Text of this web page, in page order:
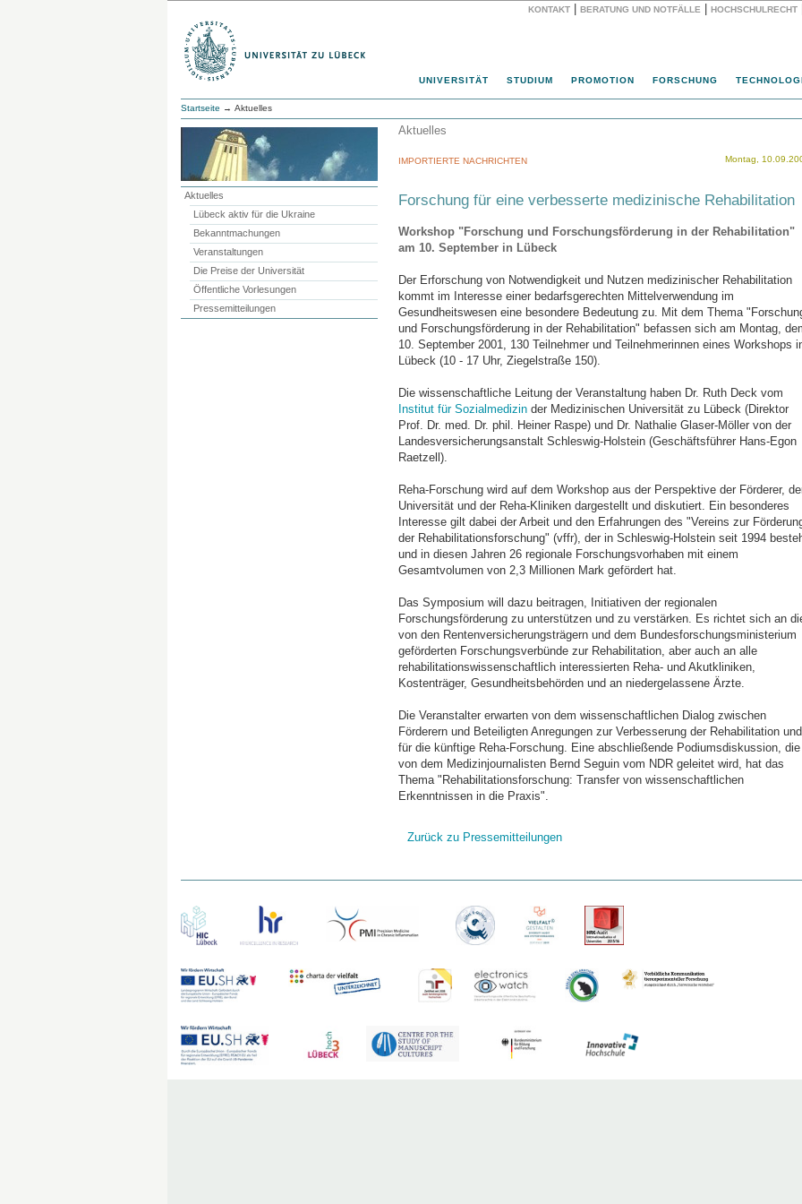
KONTAKT BERATUNG UND NOTFÄLLE HOCHSCHULRECHT
UNIVERSITÄT STUDIUM PROMOTION FORSCHUNG
Startseite → Aktuelles
Aktuelles
Lübeck aktiv für die Ukraine
Bekanntmachungen
Veranstaltungen
Die Preise der Universität
Öffentliche Vorlesungen
Pressemitteilungen
Aktuelles
Montag,
IMPORTIERTE NACHRICHTEN
Forschung für eine verbesserte medizinische Rehabilitation
Workshop "Forschung und Forschungsförderung in der Rehabilitation"
am 10. September in Lübeck
Der Erforschung von Notwendigkeit und Nutzen medizinischer Rehabilitation
kommt im Interesse einer bedarfsgerechten Mittelverwendung im
Gesundheitswesen eine besondere Bedeutung zu. Mit dem Thema
und Forschungsförderung in der Rehabilitation" befassen sich am Montag,
10. September 2001, 130 Teilnehmer und Teilnehmerinnen eines Workshops
Lübeck (10 - 17 Uhr, Ziegelstraße 150).
Die wissenschaftliche Leitung der Veranstaltung haben Dr. Ruth Deck vom
Institut für Sozialmedizinder Medizinischen Universität zu Lübeck (Direktor
Prof. Dr. med. Dr. phil. Heiner Raspe) und Dr. Nathalie Glaser-Möller von der
Landesversicherungsanstalt Schleswig-Holstein (Geschäftsführer Hans-Egon
Raetzell).
Reha-Forschung wird auf dem Workshop aus der Perspektive der Förderer,
Universität und der Reha-Kliniken dargestellt und diskutiert. Ein besonderes
Interesse gilt dabei der Arbeit und den Erfahrungen des "Vereins zur
der Rehabilitationsforschung" (vffr), der in Schleswig-Holstein seit 1994
und in diesen Jahren 26 regionale Forschungsvorhaben mit einem
Gesamtvolumen von 2,3 Millionen Mark gefördert hat.
Das Symposium will dazu beitragen, Initiativen der regionalen
Forschungsförderung zu unterstützen und zu verstärken. Es richtet sich an
von den Rentenversicherungsträgern und dem Bundesforschungsministerium
geförderten Forschungsverbünde zur Rehabilitation, aber auch an alle
rehabilitationswissenschaftlich interessierten Reha- und Akutkliniken,
Kostenträger, Gesundheitsbehörden und an niedergelassene Ärzte.
Die Veranstalter erwarten von dem wissenschaftlichen Dialog zwischen
Förderern und Beteiligten Anregungen zur Verbesserung der Rehabilitation und
für die künftige Reha-Forschung. Eine abschließende Podiumsdiskussion, die
von dem Medizinjournalisten Bernd Seguin vom NDR geleitet wird, hat das
Thema "Rehabilitationsforschung: Transfer von wissenschaftlichen
Erkenntnissen in die Praxis".
Zurück zu Pressemitteilungen